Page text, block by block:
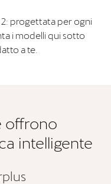
2: progettata per ogni
i modelli qui sotto
a te.
offrono
intelligente